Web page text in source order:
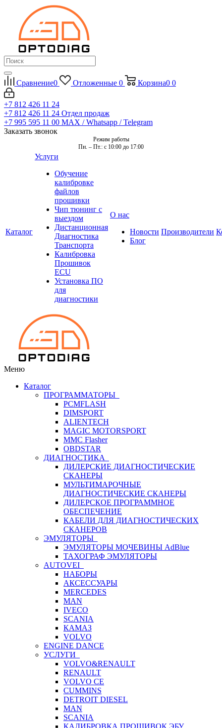
Сравнение0 Отложенные 0 Корзина0 0
+7 812 426 11 24
+7 812 426 11 24 Отдел продаж
+7 995 595 11 00 MAX / Whatsapp / Telegram
Заказать звонок
Режим работы
Пн. – Пт.: с 10:00 до 17:00
Каталог
Услуги
Обучение
калибровке
файлов
прошивки
Чип тюнинг с
выездом
Дистанционная
Диагностика
Транспорта
Калибровка
Прошивок
ECU
Установка ПО
для
диагностики
О нас
Новости
Блог
Производители
Меню
Каталог
ПРОГРАММАТОРЫ
PCMFLASH
DIMSPORT
ALIENTECH
MAGIC MOTORSPORT
MMC Flasher
OBDSTAR
ДИАГНОСТИКА
ДИЛЕРСКИЕ ДИАГНОСТИЧЕСКИЕ
СКАНЕРЫ
МУЛЬТИМАРОЧНЫЕ
ДИАГНОСТИЧЕСКИЕ СКАНЕРЫ
ДИЛЕРСКОЕ ПРОГРАММНОЕ
ОБЕСПЕЧЕНИЕ
КАБЕЛИ ДЛЯ ДИАГНОСТИЧЕСКИХ
СКАНЕРОВ
ЭМУЛЯТОРЫ
ЭМУЛЯТОРЫ МОЧЕВИНЫ АdBlue
ТАХОГРАФ ЭМУЛЯТОРЫ
AUTOVEI
НАБОРЫ
АКСЕССУАРЫ
MERCEDES
MAN
IVECO
SCANIA
КАМАЗ
VOLVO
ENGINE DANCE
УСЛУГИ
VOLVO&RENAULT
RENAULT
VOLVO CE
CUMMINS
DETROIT DIESEL
MAN
SCANIA
КАЛИБРОВКА ПРОШИВОК ЭБУ